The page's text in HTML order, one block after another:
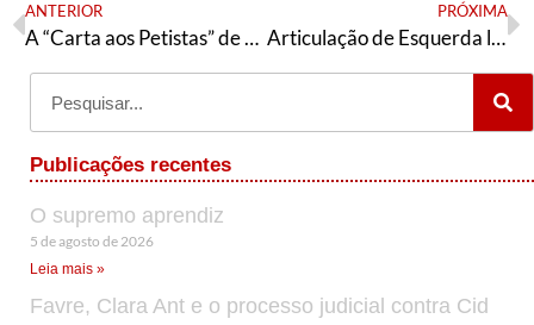
ANTERIOR
A “Carta aos Petistas” de Edinho
PRÓXIMA
Articulação de Esquerda lança Júlio Quadros candidato a presidente do PT do Rio Grande do Sul
Publicações recentes
O supremo aprendiz
5 de agosto de 2026
Leia mais »
Favre, Clara Ant e o processo judicial contra Cid